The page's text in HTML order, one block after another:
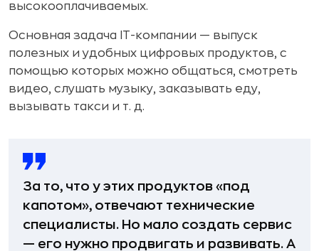
высокооплачиваемых.
Основная задача IT-компании — выпуск
полезных и удобных цифровых продуктов, с
помощью которых можно общаться, смотреть
видео, слушать музыку, заказывать еду,
вызывать такси и т. д.
За то, что у этих продуктов «под
капотом», отвечают технические
специалисты. Но мало создать сервис
— его нужно продвигать и развивать. А